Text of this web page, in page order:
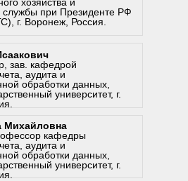
службы при Президенте РФ
г. Воронеж, Россия.
зав. кафедрой
аудита и
обработки данных,
университет, г.
Михайловна
кафедры
аудита и
обработки данных,
университет, г.